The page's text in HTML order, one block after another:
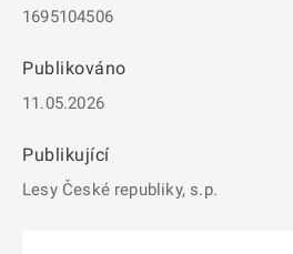
1695104506
Publikováno
11.05.2026
Publikující
Lesy České republiky, s.p.